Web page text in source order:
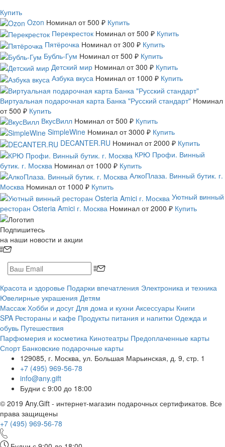
Купить
Ozon Номинал от 500 ₽ Купить
Перекресток Номинал от 500 ₽ Купить
Пятёрочка Номинал от 300 ₽ Купить
Бубль-Гум Номинал от 500 ₽ Купить
Детский мир Номинал от 300 ₽ Купить
Азбука вкуса Номинал от 1000 ₽ Купить
Виртуальная подарочная карта Банка "Русский стандарт" Номинал
от 500 ₽ Купить
ВкусВилл Номинал от 500 ₽ Купить
SimpleWine Номинал от 3000 ₽ Купить
DECANTER.RU Номинал от 2000 ₽ Купить
КРЮ Профи. Винный
бутик. г. Москва Номинал от 1000 ₽ Купить
АлкоПлаза. Винный бутик. г.
Москва Номинал от 1000 ₽ Купить
Уютный винный
ресторан Osteria Amici г. Москва Номинал от 2000 ₽ Купить
Подпишитесь
на наши новости и акции
Красота и здоровье Подарки впечатления Электроника и техника
Ювелирные украшения Детям
Массаж Хобби и досуг Для дома и кухни Аксессуары Книги
SPA Рестораны и кафе Продукты питания и напитки Одежда и
обувь Путешествия
Парфюмерия и косметика Кинотеатры Предоплаченные карты
Спорт Банковские подарочные карты
129085, г. Москва, ул. Большая Марьинская, д. 9, стр. 1
+7 (495) 969-56-78
info@any.gift
Будни с 9:00 до 18:00
© 2019 Any.Gift - интернет-магазин подарочных сертификатов. Все
права защищены
+7 (495) 969-56-78